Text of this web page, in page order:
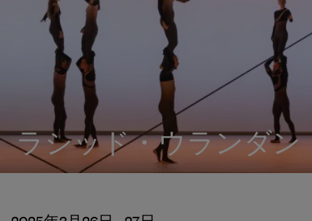
ラシッド・ウランダン